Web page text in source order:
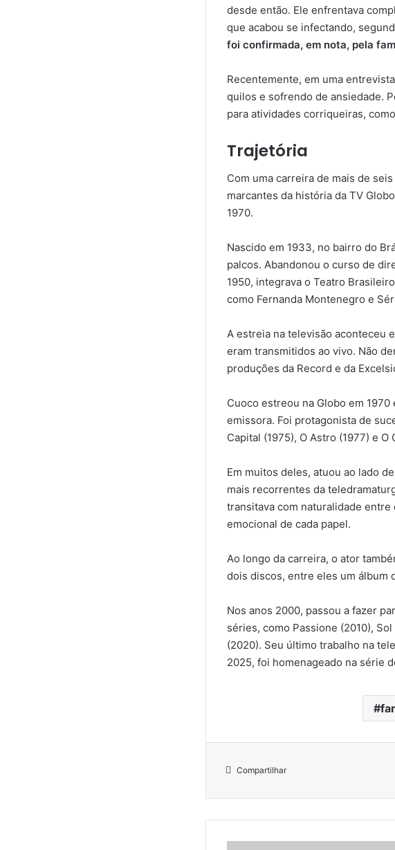
desde então. Ele enfrentava
que acabou se infectando,
foi confirmada, em nota, pela
Recentemente, em uma
quilos e sofrendo de ansiedade.
para atividades corriqueiras,
Trajetória
Com uma carreira de mais de
marcantes da história da TV
1970.
Nascido em 1933, no bairro do
palcos. Abandonou o curso de
1950, integrava o Teatro
como Fernanda Montenegro e
A estreia na televisão aconteceu
eram transmitidos ao vivo. Não
produções da Record e da
Cuoco estreou na Globo em
emissora. Foi protagonista de
Capital (1975), O Astro (1977) e O
Em muitos deles, atuou ao lado
mais recorrentes da
transitava com naturalidade
emocional de cada papel.
Ao longo da carreira, o ator
dois discos, entre eles um álbum
Nos anos 2000, passou a fazer
séries, como Passione (2010),
(2020). Seu último trabalho na
2025, foi homenageado na série
Compartilhar